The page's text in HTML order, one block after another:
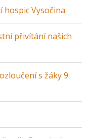
Vysočina
přivítání našich
s žáky 9.